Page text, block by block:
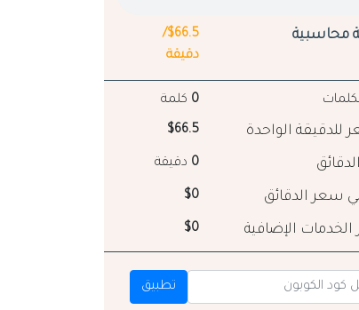
محاسبية
$66.5/
دقيقة
0 كلمة
للدقيقة الواحدة $66.5
0 دقيقة
سعر الدقائق $0
الإضافية $0
تطبيق